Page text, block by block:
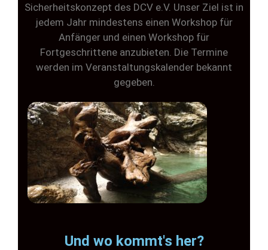
Sicherheitskonzept des DCV e.V. Unser Ziel ist in
jedem Jahr mindestens einen Workshop für
Anfänger und einen Workshop für
Fortgeschrittene anzubieten. Die Termine
werden im Veranstaltungskalender bekannt
gegeben.
Und wo kommt's her?